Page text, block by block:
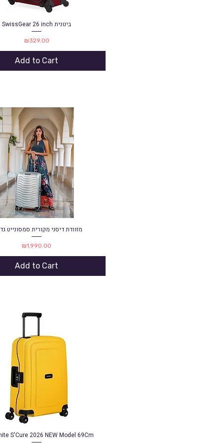
Quick View SwissGear 26 inch בינונית
Price
₪329.00
Add to Cart
Quick View
מזוודת דיסני מקורית סמסונייט
Price
₪1,990.00
Add to Cart
Quick View
S'Cure 2026 NEW Model 69Cm